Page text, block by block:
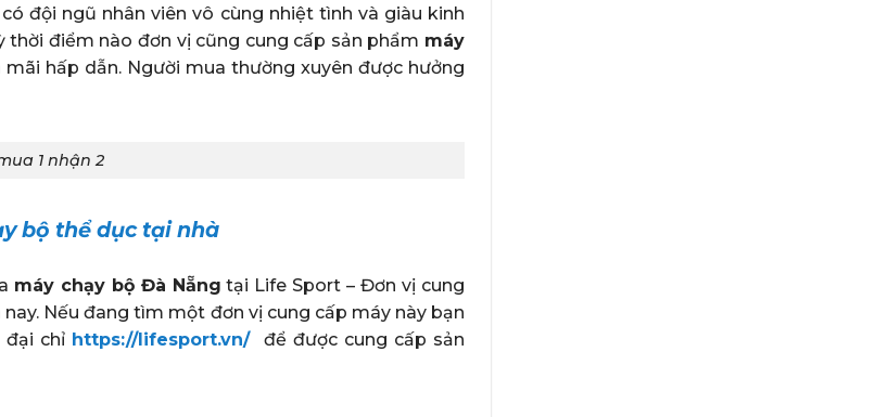
đội ngũ nhân viên vô cùng nhiệt tình và giàu kinh
thời điểm nào đơn vị cũng cung cấp sản phẩm máy
hấp dẫn. Người mua thường xuyên được hưởng
1 nhận 2
bộ thể dục tại nhà
máy chạy bộ Đà Nẵng tại Life Sport – Đơn vị cung
Nếu đang tìm một đơn vị cung cấp máy này bạn
đại chỉ https://lifesport.vn/
để được cung cấp sản